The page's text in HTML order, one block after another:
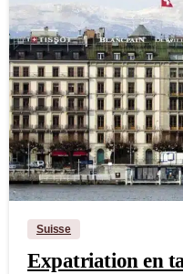
Suisse
Expatriation en